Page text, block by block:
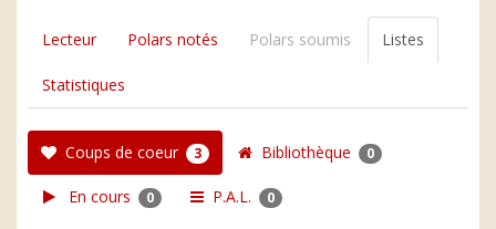
Lecteur Polars notés Polars soumis Listes
Statistiques
Coups de coeur 3 Bibliothèque 0
En cours 0 P.A.L. 0